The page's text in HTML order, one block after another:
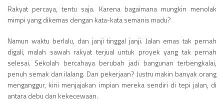
Rakyat percaya, tentu saja. Karena bagaimana mungkin menolak
mimpi yang dikemas dengan kata-kata semanis madu?
Namun waktu berlalu, dan janji tinggal janji. Jalan emas tak pernah
digali, malah sawah rakyat terjual untuk proyek yang tak pernah
selesai. Sekolah bercahaya berubah jadi bangunan terbengkalai,
penuh semak dan ilalang. Dan pekerjaan? Justru makin banyak orang
menganggur, kini menjajakan impian mereka sendiri di tepi jalan, di
antara debu dan kekecewaan.